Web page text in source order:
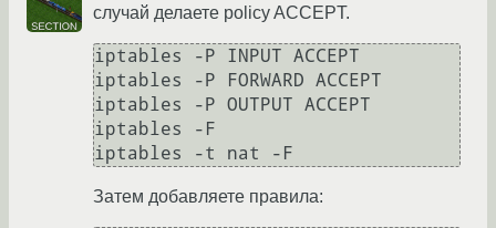
случай делаете policy ACCEPT.
iptables -P INPUT ACCEPT
iptables -P FORWARD ACCEPT
iptables -P OUTPUT ACCEPT
iptables -F
iptables -t nat -F
Затем добавляете правила: